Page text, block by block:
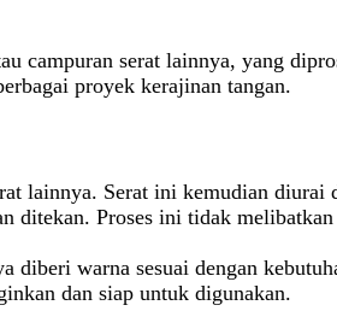
campuran serat lainnya, yang
proyek kerajinan tangan.
lainnya. Serat ini kemudian diurai
ditekan. Proses ini tidak
diberi warna sesuai dengan
dan siap untuk digunakan.